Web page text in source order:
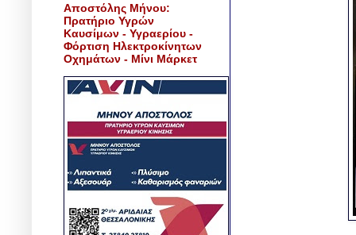
Αποστόλης Μήνου:
Πρατήριο Υγρών
Καυσίμων - Υγραερίου -
Φόρτιση Ηλεκτροκίνητων
Οχημάτων - Μίνι Μάρκετ